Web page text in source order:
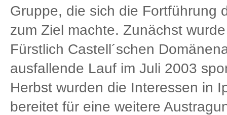
Gruppe, die sich die Fortführung
zum Ziel machte. Zunächst
Fürstlich Castell´schen
ausfallende Lauf im Juli 2003
Herbst wurden die Interessen in
bereitet für eine weitere